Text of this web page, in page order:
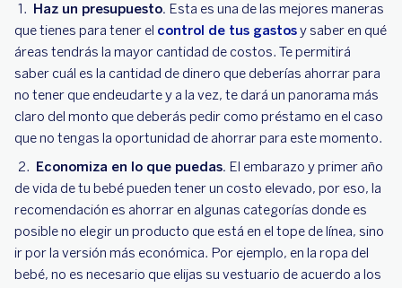
Haz un presupuesto. Esta es una de las mejores maneras
que tienes para tener el control de tus gastosy saber en qué
áreas tendrás la mayor cantidad de costos. Te permitirá
saber cuál es la cantidad de dinero que deberías ahorrar para
no tener que endeudarte y a la vez, te dará un panorama más
claro del monto que deberás pedir como préstamo en el caso
que no tengas la oportunidad de ahorrar para este momento.
Economiza en lo que puedas. El embarazo y primer año
de vida de tu bebé pueden tener un costo elevado, por eso, la
recomendación es ahorrar en algunas categorías donde es
posible no elegir un producto que está en el tope de línea, sino
ir por la versión más económica. Por ejemplo, en la ropa del
bebé, no es necesario que elijas su vestuario de acuerdo a los